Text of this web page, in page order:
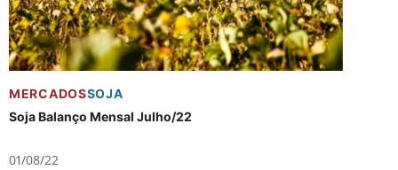
MERCADOSSOJA
Soja Balanço Mensal Julho/22
01/08/22